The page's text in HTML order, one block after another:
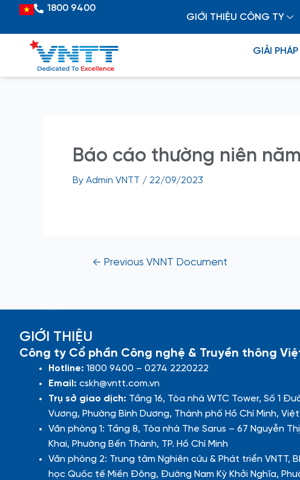
content
Vietnamese
1800 9400
GIỚI THIỆU CÔNG TY
GIẢI
Báo cáo thường niên
By Admin VNTT / 22/09/2023
Post
← Previous VNNT Document
GIỚI THIỆU
Công ty Cổ phần Công nghệ & Truyền thông
Hotline: 1800 9400 – 0274 2220222
Email: cskh@vntt.com.vn
Trụ sở giao dịch: Tầng 16, Tòa nhà WTC Tower, Số 1
Vương, Phường Bình Dương, Thành phố Hồ Chí Minh,
Văn phòng 1: Tầng 8, Tòa nhà The Sarus – 67 Nguyễn
Khai, Phường Bến Thành, TP. Hồ Chí Minh
Văn phòng 2: Trung tâm Nghiên cứu & Phát triển VNTT,
học Quốc tế Miền Đông, Đường Nam Kỳ Khởi Nghĩa,